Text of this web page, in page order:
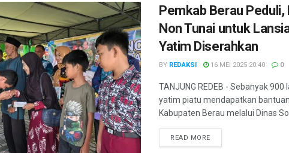
Pemkab Berau Peduli,
Non Tunai untuk
Yatim Diserahkan
BY REDAKSI 16 MEI 2025 20:40 0
TANJUNG REDEB - Sebanyak
yatim piatu mendapatkan
Kabupaten Berau melalui Dinas
READ MOREDETAILS